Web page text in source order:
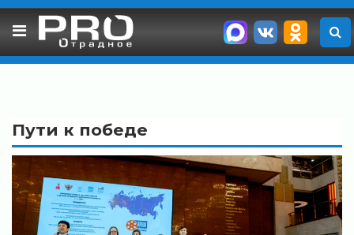
Skip
Пути к победе